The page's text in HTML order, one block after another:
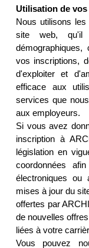
Utilisation de
Nous utilisons
site web, qu'il
vos inscriptions,
d'exploiter et
efficace aux
services que
aux employeurs.
Si vous avez
inscription à
législation en
coordonnées
électroniques ou
mises à jour du
offertes par
de nouvelles
liées à votre
Vous pouvez